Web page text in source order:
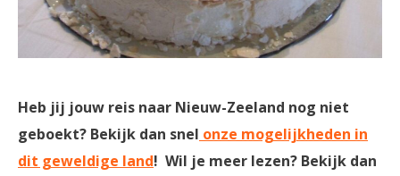
Heb jij jouw reis naar Nieuw-Zeeland nog niet
geboekt? Bekijk dan snel onze mogelijkheden in
dit geweldige land! Wil je meer lezen? Bekijk dan